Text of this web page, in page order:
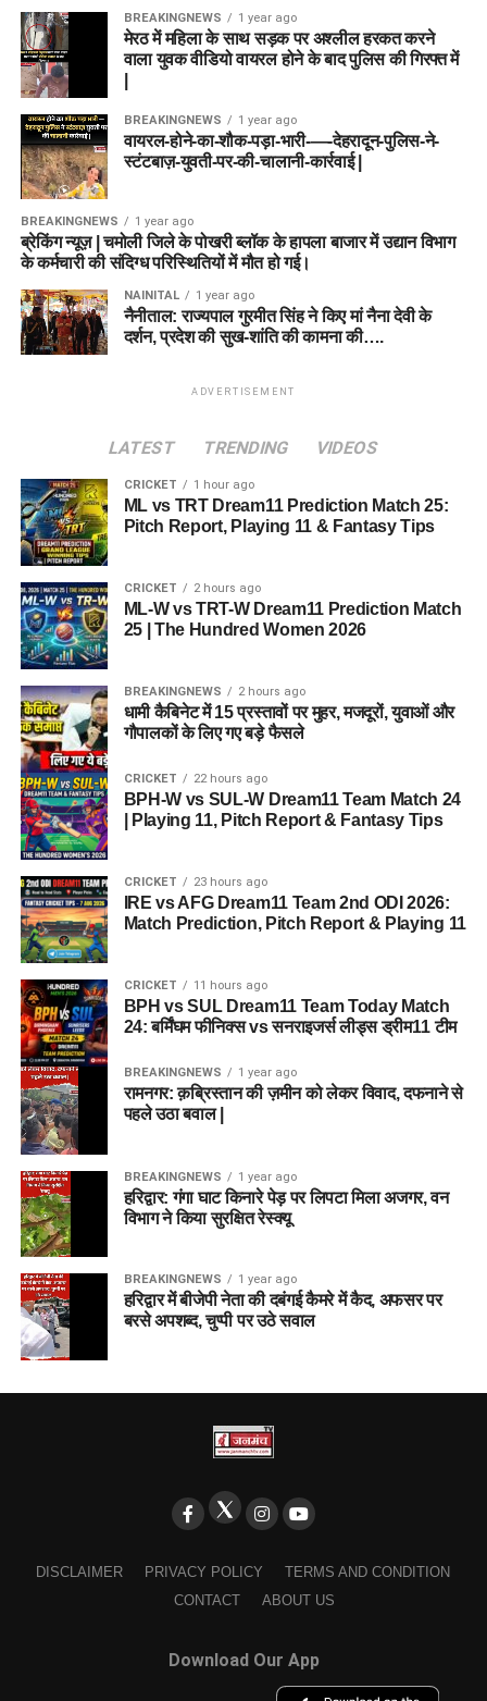
BREAKINGNEWS 1 year ago
मेरठ में महिला के साथ सड़क पर अश्लील हरकत करने
वाला युवक वीडियो वायरल होने के बाद पुलिस की गिरफ्त में
BREAKINGNEWS 1 year ago
वायरल-होने-का-शौक-पड़ा-भारी-—-देहरादून-पुलिस-ने-
स्टंटबाज़-युवती-पर-की-चालानी-कार्रवाई |
BREAKINGNEWS 1 year ago
ब्रेकिंग न्यूज़ | चमोली जिले के पोखरी ब्लॉक के हापला बाजार में उद्यान विभाग
के कर्मचारी की संदिग्ध परिस्थितियों में मौत हो गई।
NAINITAL 1 year ago
नैनीताल: राज्यपाल गुरमीत सिंह ने किए मां नैना देवी के
दर्शन, प्रदेश की सुख-शांति की कामना की….
ADVERTISEMENT
LATEST TRENDING VIDEOS
CRICKET 1 hour ago
ML vs TRT Dream11 Prediction Match 25:
Pitch Report, Playing 11 & Fantasy Tips
CRICKET 2 hours ago
ML-W vs TRT-W Dream11 Prediction Match
25 | The Hundred Women 2026
BREAKINGNEWS 2 hours ago
धामी कैबिनेट में 15 प्रस्तावों पर मुहर, मजदूरों, युवाओं और
गौपालकों के लिए गए बड़े फैसले
CRICKET 22 hours ago
BPH-W vs SUL-W Dream11 Team Match 24
| Playing 11, Pitch Report & Fantasy Tips
CRICKET 23 hours ago
IRE vs AFG Dream11 Team 2nd ODI 2026:
Match Prediction, Pitch Report & Playing 11
CRICKET 11 hours ago
BPH vs SUL Dream11 Team Today Match
24: बर्मिंघम फीनिक्स vs सनराइजर्स लीड्स ड्रीम11 टीम
BREAKINGNEWS 1 year ago
रामनगर: क़ब्रिस्तान की ज़मीन को लेकर विवाद, दफनाने से
पहले उठा बवाल |
BREAKINGNEWS 1 year ago
हरिद्वार: गंगा घाट किनारे पेड़ पर लिपटा मिला अजगर, वन
विभाग ने किया सुरक्षित रेस्क्यू
BREAKINGNEWS 1 year ago
हरिद्वार में बीजेपी नेता की दबंगई कैमरे में कैद, अफसर पर
बरसे अपशब्द, चुप्पी पर उठे सवाल
DISCLAIMER PRIVACY POLICY
TERMS AND CONDITION
CONTACT
ABOUT US
Download Our App